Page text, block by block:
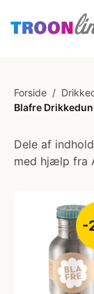
Forside /
Blafre
Dele af
med hjælp fra
-